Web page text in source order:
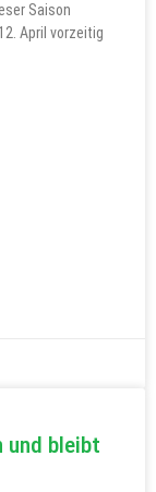
Saison
April vorzeitig
und bleibt